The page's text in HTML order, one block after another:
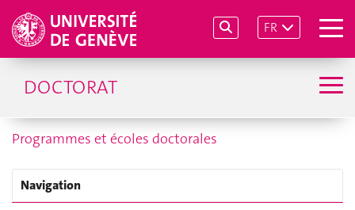
FR
DOCTORAT
Programmes et écoles doctorales
Navigation